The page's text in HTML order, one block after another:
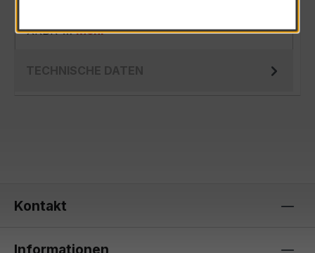
XKBR-…Mehr
TECHNISCHE DATEN
Kontakt
Informationen